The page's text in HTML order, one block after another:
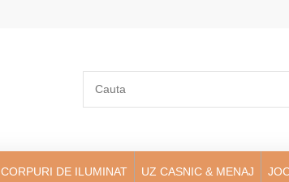
CORPURI DE ILUMINAT UZ CASNIC & MENAJ